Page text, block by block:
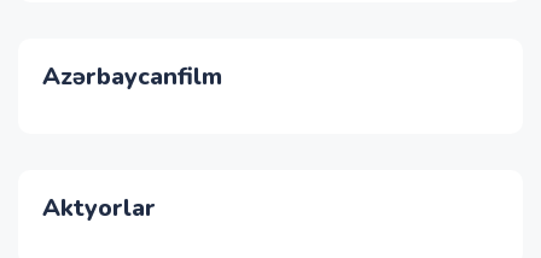
Azərbaycanfilm
Aktyorlar